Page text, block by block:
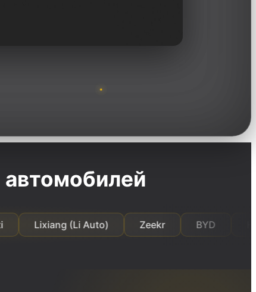
автомобилей
Lixiang (Li Auto) Zeekr BYD Hongqi